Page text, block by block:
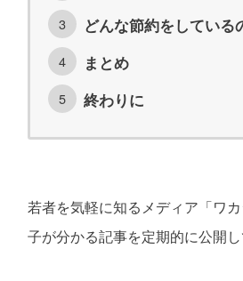
どんな節約をしている
まとめ
終わりに
若者を気軽に知るメディア「ワ
子が分かる記事を定期的に公開し